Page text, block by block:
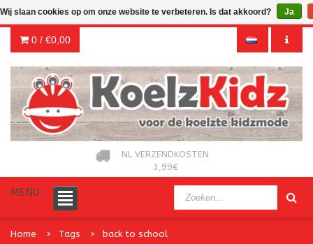
0 / €0,00
NL VERZENDKOSTEN
3,99€
MENU
Home Tags back to school
Wij slaan cookies op om onze website te verbeteren. Is dat akkoord? Ja